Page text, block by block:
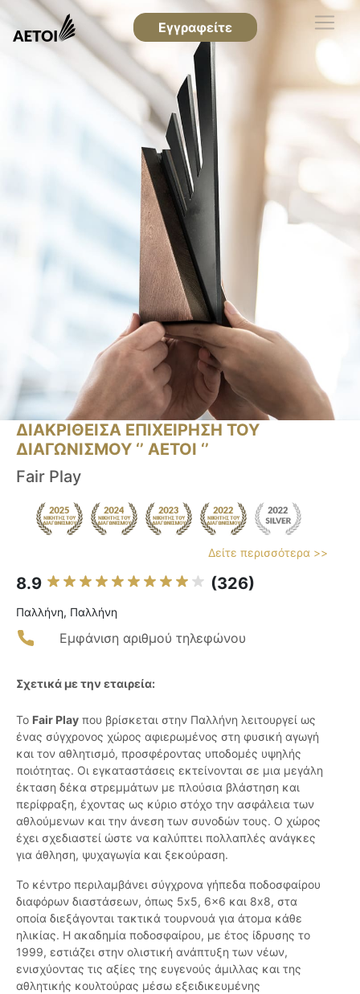
Εγγραφείτε
ΔΙΑΚΡΙΘΕΙΣΑ ΕΠΙΧΕΙΡΗΣΗ ΤΟΥ
ΔΙΑΓΩΝΙΣΜΟΥ ‘’ ΑΕΤΟΙ ‘’
Fair Play
Δείτε περισσότερα >>
8.9 (326)
Παλλήνη, Παλλήνη
Εμφάνιση αριθμού τηλεφώνου
Σχετικά με την εταιρεία:
Το Fair Play που βρίσκεται στην Παλλήνη λειτουργεί ως
ένας σύγχρονος χώρος αφιερωμένος στη φυσική αγωγή
και τον αθλητισμό, προσφέροντας υποδομές υψηλής
ποιότητας. Οι εγκαταστάσεις εκτείνονται σε μια μεγάλη
έκταση δέκα στρεμμάτων με πλούσια βλάστηση και
περίφραξη, έχοντας ως κύριο στόχο την ασφάλεια των
αθλούμενων και την άνεση των συνοδών τους. Ο χώρος
έχει σχεδιαστεί ώστε να καλύπτει πολλαπλές ανάγκες
για άθληση, ψυχαγωγία και ξεκούραση.
Το κέντρο περιλαμβάνει σύγχρονα γήπεδα ποδοσφαίρου
διαφόρων διαστάσεων, όπως 5x5, 6x6 και 8x8, στα
οποία διεξάγονται τακτικά τουρνουά για άτομα κάθε
ηλικίας. Η ακαδημία ποδοσφαίρου, με έτος ίδρυσης το
1999, εστιάζει στην ολιστική ανάπτυξη των νέων,
ενισχύοντας τις αξίες της ευγενούς άμιλλας και της
αθλητικής κουλτούρας μέσω εξειδικευμένης